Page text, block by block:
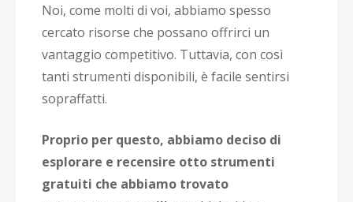
Noi, come molti di voi, abbiamo spesso
cercato risorse che possano offrirci un
vantaggio competitivo. Tuttavia, con così
tanti strumenti disponibili, è facile sentirsi
sopraffatti.
Proprio per questo, abbiamo deciso di
esplorare e recensire otto strumenti
gratuiti che abbiamo trovato